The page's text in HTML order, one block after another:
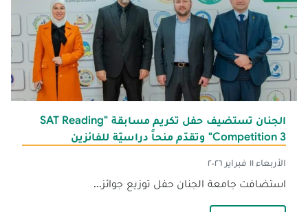
الجنان تستضيف حفل تكريم مسابقة "SAT Reading
Competition 3" وتقدّم منحاً دراسيّة للفائزين
الأربعاء ١١ فبراير ٢٠٢٦
استضافت جامعة الجنان حفل توزيع جوائز...